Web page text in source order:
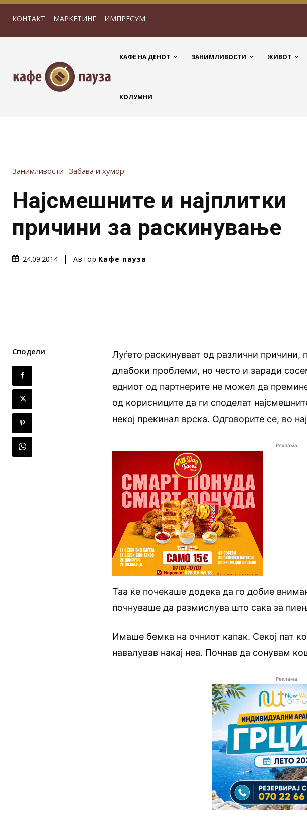
КОНТАКТ МАРКЕТИНГ ИМПРЕСУМ
КАФЕ НА ДЕНОТ ЗАНИМЛИВОСТИ ЖИВОТ
КОЛУМНИ
Занимливости Забава и хумор
Најсмешните и најплитки
причини за раскинување
24.09.2014 Автор Кафе пауза
Сподели
Луѓето раскинуваат од различни причини,
длабоки проблеми, но често и заради
едниот од партнерите не можел да
од корисниците да ги споделат
некој прекинал врска. Одговорите се, во
Реклама
Таа ќе почекаше додека да го добие
почнуваше да размислува што сака за
Имаше бемка на очниот капак. Секој пат
навалував накај неа. Почнав да сонувам
Реклама